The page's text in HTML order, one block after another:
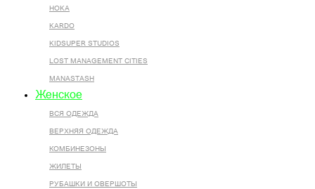
HOKA
KARDO
KIDSUPER STUDIOS
LOST MANAGEMENT CITIES
MANASTASH
Женское
ВСЯ ОДЕЖДА
ВЕРХНЯЯ ОДЕЖДА
КОМБИНЕЗОНЫ
ЖИЛЕТЫ
РУБАШКИ И ОВЕРШОТЫ